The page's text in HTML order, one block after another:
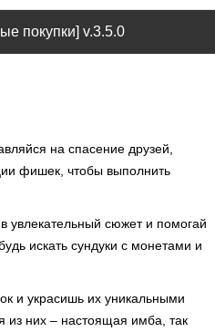
покупки] v.3.5.0
на спасение друзей,
фишек, чтобы выполнить
увлекательный сюжет и помогай
искать сундуки с монетами и
и украсишь их уникальными
из них – настоящая имба, так